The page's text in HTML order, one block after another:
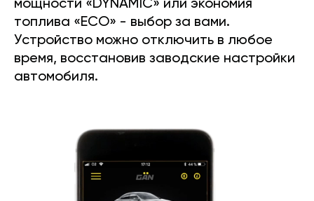
мощности «DYNAMIC» или экономия
топлива «ECO» - выбор за вами.
Устройство можно отключить в любое
время, восстановив заводские настройки
автомобиля.